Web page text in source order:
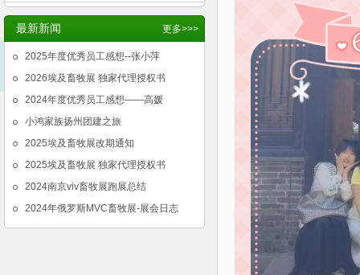
更多>>>
最新新闻
2025年度优秀员工感想--张小萍
2026埃及畜牧展 独家代理授权书
2024年度优秀员工感想——高媛
小鸿家族扬州团建之旅
2025埃及畜牧展改期通知
2025埃及畜牧展 独家代理授权书
2024南京viv畜牧展跑展总结
2024年俄罗斯MVC畜牧展-展会日志